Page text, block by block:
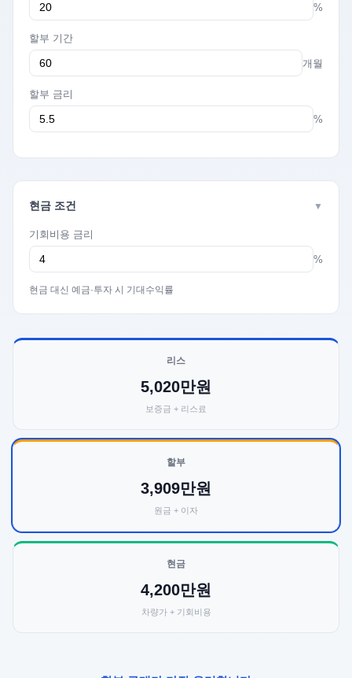
%
할부 기간
개월
할부 금리
%
현금 조건 ▼
기회비용 금리
%
현금 대신 예금·투자 시 기대수익률
리스
5,020만원
보증금 + 리스료
할부
3,909만원
원금 + 이자
현금
4,200만원
차량가 + 기회비용